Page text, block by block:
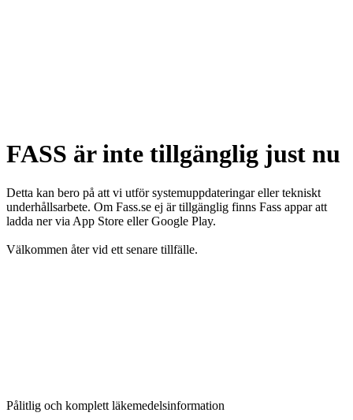
FASS är inte tillgänglig just nu
Detta kan bero på att vi utför systemuppdateringar eller tekniskt
underhållsarbete. Om Fass.se ej är tillgänglig finns Fass appar att
ladda ner via App Store eller Google Play.
Välkommen åter vid ett senare tillfälle.
Pålitlig och komplett läkemedelsinformation